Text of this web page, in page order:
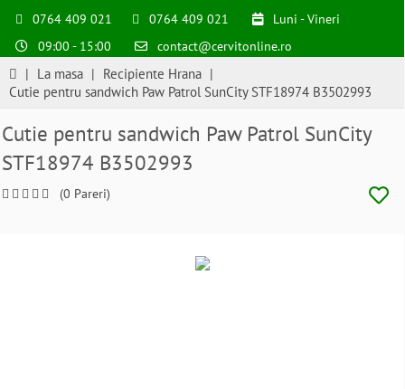
0764 409 021 0764 409 021
Luni - Vineri
09:00 - 15:00
contact@cervitonline.ro
| La masa | Recipiente Hrana |
Cutie pentru sandwich Paw Patrol SunCity STF18974 B3502993
Cutie pentru sandwich Paw Patrol SunCity
STF18974 B3502993
(0 Pareri)